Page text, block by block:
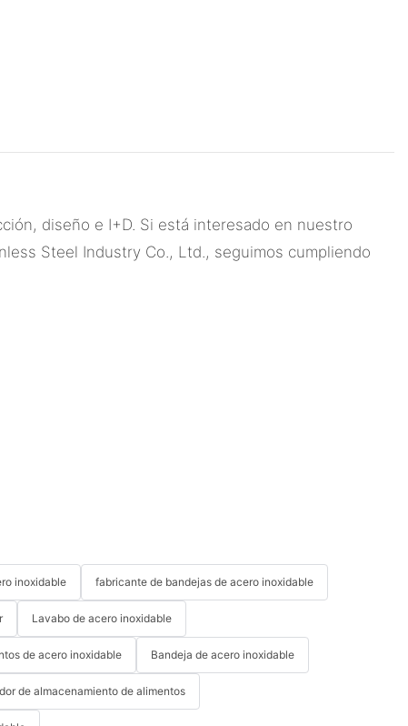
diseño e I+D. Si está interesado en nuestro
Steel Industry Co., Ltd., seguimos cumpliendo
inoxidable fabricante de bandejas de acero inoxidable
Lavabo de acero inoxidable
de acero inoxidable Bandeja de acero inoxidable
de almacenamiento de alimentos